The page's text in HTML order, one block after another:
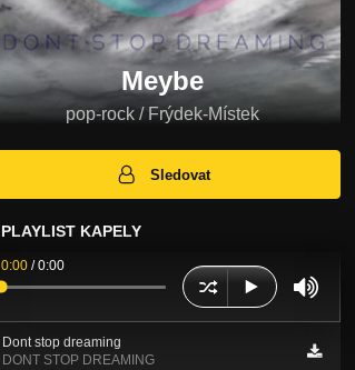
Meybe
pop-rock / Frýdek-Místek
Sledovat
PLAYLIST KAPELY
0:00 /0:00
Dont stop dreaming
DONT STOP DREAMING